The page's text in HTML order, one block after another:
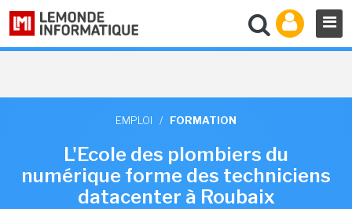
EMPLOI / FORMATION
L'Ecole des plombiers du
numérique forme des techniciens
datacenter à Roubaix